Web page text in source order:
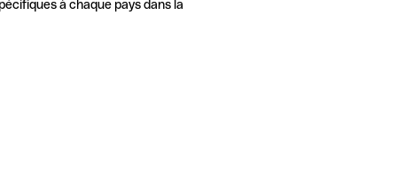
à chaque pays dans la